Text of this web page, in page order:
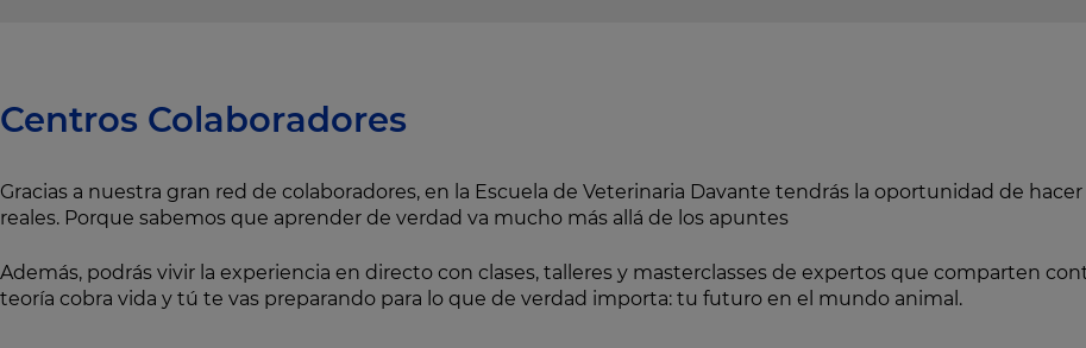
Centros Colaboradores
Gracias a nuestra gran red de colaboradores, en la Escuela de Veterinaria Davante tendrás la oportunidad de
reales. Porque sabemos que aprender de verdad va mucho más allá de los apuntes
Además, podrás vivir la experiencia en directo con clases, talleres y masterclasses de expertos que comparten
teoría cobra vida y tú te vas preparando para lo que de verdad importa: tu futuro en el mundo animal.